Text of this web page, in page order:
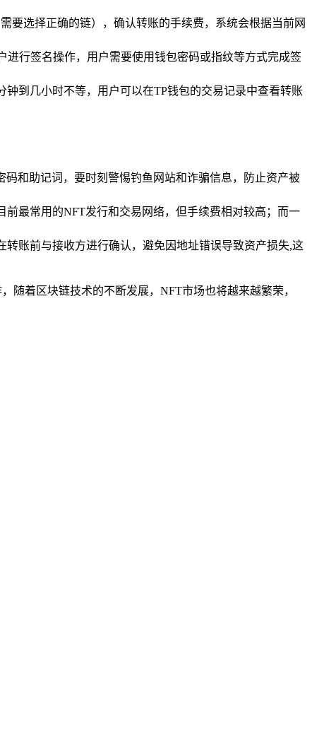
要选择正确的链），确认转账的手续费，系统会根据当前网
进行签名操作，用户需要使用钱包密码或指纹等方式完成签
到几小时不等，用户可以在TP钱包的交易记录中查看转账
和助记词，要时刻警惕钓鱼网站和诈骗信息，防止资产被
最常用的NFT发行和交易网络，但手续费相对较高；而一
账前与接收方进行确认，避免因地址错误导致资产损失,这
随着区块链技术的不断发展，NFT市场也将越来越繁荣，